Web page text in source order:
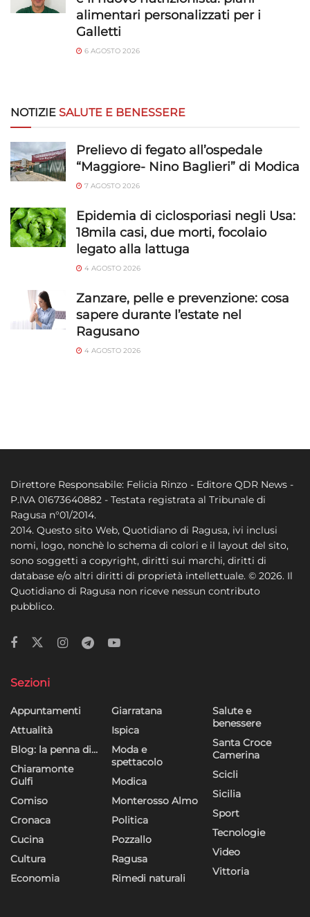
alimentari personalizzati per i
Galletti
6 AGOSTO 2026
NOTIZIE SALUTE E BENESSERE
Prelievo di fegato all’ospedale
“Maggiore- Nino Baglieri” di Modica
7 AGOSTO 2026
Epidemia di ciclosporiasi negli Usa:
18mila casi, due morti, focolaio
legato alla lattuga
4 AGOSTO 2026
Zanzare, pelle e prevenzione: cosa
sapere durante l’estate nel
Ragusano
4 AGOSTO 2026
Direttore Responsabile: Felicia Rinzo - Editore QDR News -
P.IVA 01673640882 - Testata registrata al Tribunale di
Ragusa n°01/2014.
2014. Questo sito Web, Quotidiano di Ragusa, ivi inclusi
nomi, logo, nonchè lo schema di colori e il layout del sito,
sono soggetti a copyright, diritti sui marchi, diritti di
database e/o altri diritti di proprietà intellettuale. © 2026. Il
Quotidiano di Ragusa non riceve nessun contributo
pubblico.
Sezioni
Appuntamenti
Attualità
Blog: la penna di…
Chiaramonte
Gulfi
Comiso
Cronaca
Cucina
Cultura
Economia
Giarratana
Ispica
Moda e
spettacolo
Modica
Monterosso Almo
Politica
Pozzallo
Ragusa
Rimedi naturali
Salute e
benessere
Santa Croce
Camerina
Scicli
Sicilia
Sport
Tecnologie
Video
Vittoria